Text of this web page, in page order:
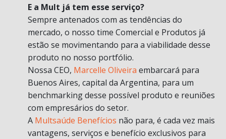
E a Mult já tem esse serviço?
Sempre antenados com as tendências do
mercado, o nosso time Comercial e Produtos já
estão se movimentando para a viabilidade desse
produto no nosso portfólio.
Nossa CEO, Marcelle Oliveira embarcará para
Buenos Aires, capital da Argentina, para um
benchmarking desse possível produto e reuniões
com empresários do setor.
A Multsaúde Benefícios não para, é cada vez mais
vantagens, serviços e benefício exclusivos para